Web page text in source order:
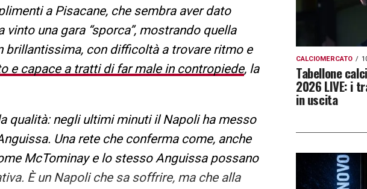
a Pisacane, che sembra aver dato
una gara “sporca”, mostrando quella
brillantissima, con difficoltà a trovare ritmo e
e capace a tratti di far male in contropiede, la
qualità: negli ultimi minuti il Napoli ha messo
Una rete che conferma come, anche
McTominay e lo stesso Anguissa possano
È un Napoli che sa soffrire, ma che alla
CALCIOMERCATO
Tabellone
2026 LIVE: i
in uscita